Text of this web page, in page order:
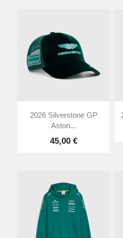
2026 Silverstone GP
Aston...
45,00 €